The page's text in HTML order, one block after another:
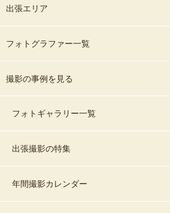
出張エリア
フォトグラファー一覧
撮影の事例を見る
フォトギャラリー一覧
出張撮影の特集
年間撮影カレンダー